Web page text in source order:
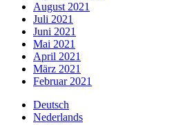
August 2021
Juli 2021
Juni 2021
Mai 2021
April 2021
März 2021
Februar 2021
Deutsch
Nederlands